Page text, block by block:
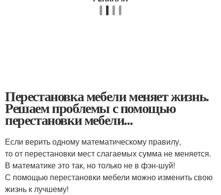
Перестановка мебели меняет жизнь.
Решаем проблемы с помощью
перестановки мебели...
Если верить одному математическому правилу,
то от перестановки мест слагаемых сумма не меняется.
В математике это так, но только не в фэн-шуй!
С помощью перестановки мебели можно изменить свою
жизнь к лучшему!